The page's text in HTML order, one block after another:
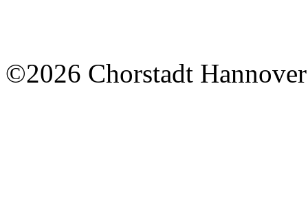
©2026 Chorstadt Hannover